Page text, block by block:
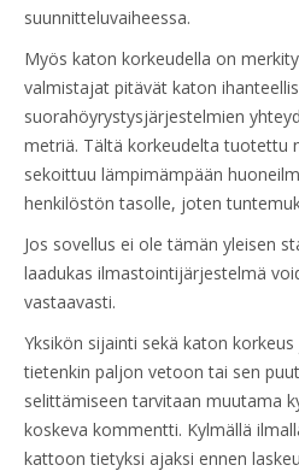
suunnitteluvaiheessa.
Myös katon korkeudella on
valmistajat pitävät katon
suorahöyrystysjärjestelmien
metriä. Tältä korkeudelta tuotettu
sekoittuu lämpimämpään
henkilöstön tasolle, joten
Jos sovellus ei ole tämän yleisen
laadukas ilmastointijärjestelmä
vastaavasti.
Yksikön sijainti sekä katon
tietenkin paljon vetoon tai sen
selittämiseen tarvitaan muutama
koskeva kommentti. Kylmällä
kattoon tietyksi ajaksi ennen